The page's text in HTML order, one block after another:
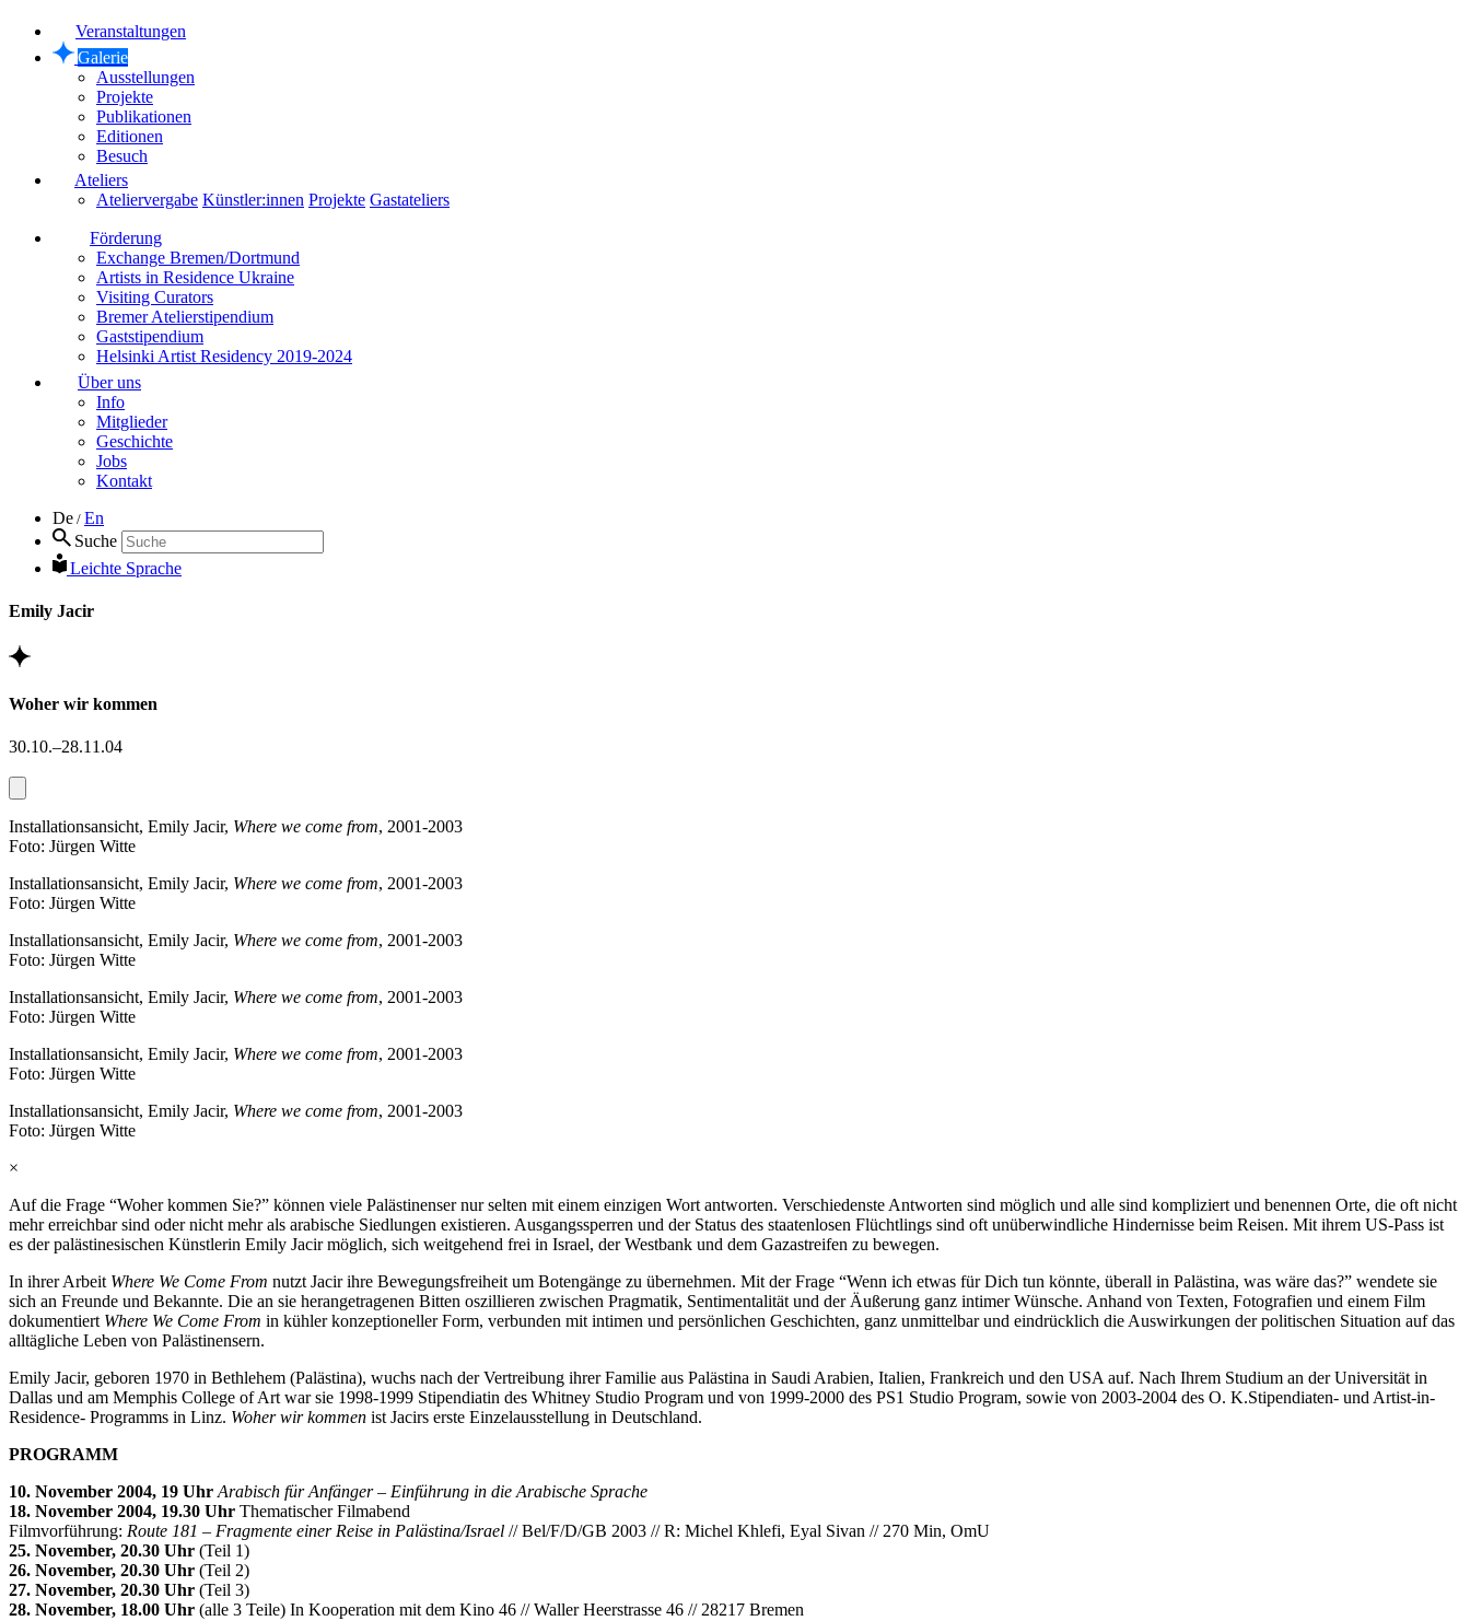
Veranstaltungen
Galerie
Ausstellungen
Projekte
Publikationen
Editionen
Besuch
Ateliers
Ateliervergabe Künstler:innen Projekte Gastateliers
Förderung
Exchange Bremen/Dortmund
Artists in Residence Ukraine
Visiting Curators
Bremer Atelierstipendium
Gaststipendium
Helsinki Artist Residency 2019-2024
Über uns
Info
Mitglieder
Geschichte
Jobs
Kontakt
De / En
Suche
Leichte Sprache
Emily Jacir
Woher wir kommen
30.10.–28.11.04
Installationsansicht, Emily Jacir, Where we come from, 2001-2003
Foto: Jürgen Witte
Installationsansicht, Emily Jacir, Where we come from, 2001-2003
Foto: Jürgen Witte
Installationsansicht, Emily Jacir, Where we come from, 2001-2003
Foto: Jürgen Witte
Installationsansicht, Emily Jacir, Where we come from, 2001-2003
Foto: Jürgen Witte
Installationsansicht, Emily Jacir, Where we come from, 2001-2003
Foto: Jürgen Witte
Installationsansicht, Emily Jacir, Where we come from, 2001-2003
Foto: Jürgen Witte
×
Auf die Frage “Woher kommen Sie?” können viele Palästinenser nur selten mit einem einzigen Wort antworten. Verschiedenste Antworten sind möglich und alle sind kompliziert und benennen Orte, die oft nicht
mehr erreichbar sind oder nicht mehr als arabische Siedlungen existieren. Ausgangssperren und der Status des staatenlosen Flüchtlings sind oft unüberwindliche Hindernisse beim Reisen. Mit ihrem US-Pass ist
es der palästinesischen Künstlerin Emily Jacir möglich, sich weitgehend frei in Israel, der Westbank und dem Gazastreifen zu bewegen.
In ihrer Arbeit Where We Come From nutzt Jacir ihre Bewegungsfreiheit um Botengänge zu übernehmen. Mit der Frage “Wenn ich etwas für Dich tun könnte, überall in Palästina, was wäre das?” wendete sie
sich an Freunde und Bekannte. Die an sie herangetragenen Bitten oszillieren zwischen Pragmatik, Sentimentalität und der Äußerung ganz intimer Wünsche. Anhand von Texten, Fotografien und einem Film
dokumentiert Where We Come From in kühler konzeptioneller Form, verbunden mit intimen und persönlichen Geschichten, ganz unmittelbar und eindrücklich die Auswirkungen der politischen Situation auf das
alltägliche Leben von Palästinensern.
Emily Jacir, geboren 1970 in Bethlehem (Palästina), wuchs nach der Vertreibung ihrer Familie aus Palästina in Saudi Arabien, Italien, Frankreich und den USA auf. Nach Ihrem Studium an der Universität in
Dallas und am Memphis College of Art war sie 1998-1999 Stipendiatin des Whitney Studio Program und von 1999-2000 des PS1 Studio Program, sowie von 2003-2004 des O. K.Stipendiaten- und Artist-in-
Residence- Programms in Linz. Woher wir kommen ist Jacirs erste Einzelausstellung in Deutschland.
PROGRAMM
10. November 2004, 19 Uhr Arabisch für Anfänger – Einführung in die Arabische Sprache
18. November 2004, 19.30 Uhr Thematischer Filmabend
Filmvorführung: Route 181 – Fragmente einer Reise in Palästina/Israel // Bel/F/D/GB 2003 // R: Michel Khlefi, Eyal Sivan // 270 Min, OmU
25. November, 20.30 Uhr (Teil 1)
26. November, 20.30 Uhr (Teil 2)
27. November, 20.30 Uhr (Teil 3)
28. November, 18.00 Uhr (alle 3 Teile) In Kooperation mit dem Kino 46 // Waller Heerstrasse 46 // 28217 Bremen